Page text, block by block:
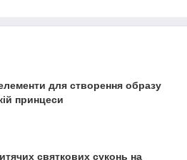
для створення образу
принцеси
святкових суконь на